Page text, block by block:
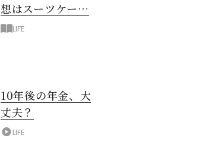
想はスーツケース
一つでどこへでも
LIFE
10年後の年金、大
丈夫？
LIFE